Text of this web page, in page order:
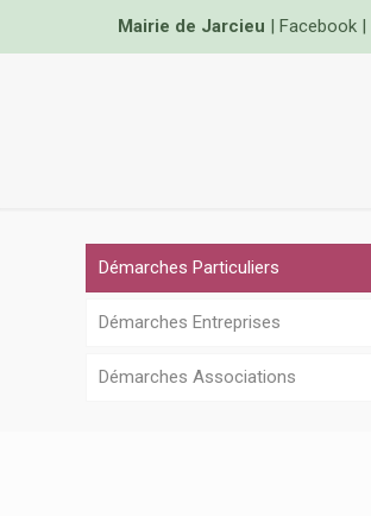
Mairie de Jarcieu | Facebook|
Démarches Particuliers
Démarches Entreprises
Démarches Associations